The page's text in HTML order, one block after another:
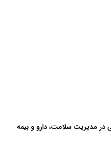
در مدیریت سلامت، دارو و بیمه